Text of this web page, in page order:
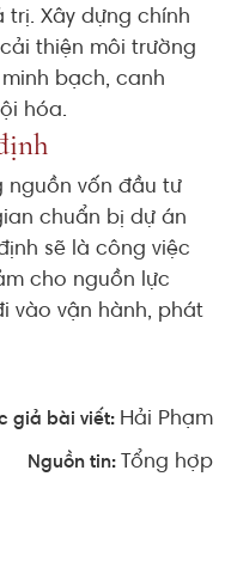
Xây dựng chính
thiện môi trường
bạch, canh
hóa.
nguồn vốn đầu tư
chuẩn bị dự án
sẽ là công việc
cho nguồn lực
vào vận hành, phát
giả bài viết: Hải Phạm
Nguồn tin: Tổng hợp